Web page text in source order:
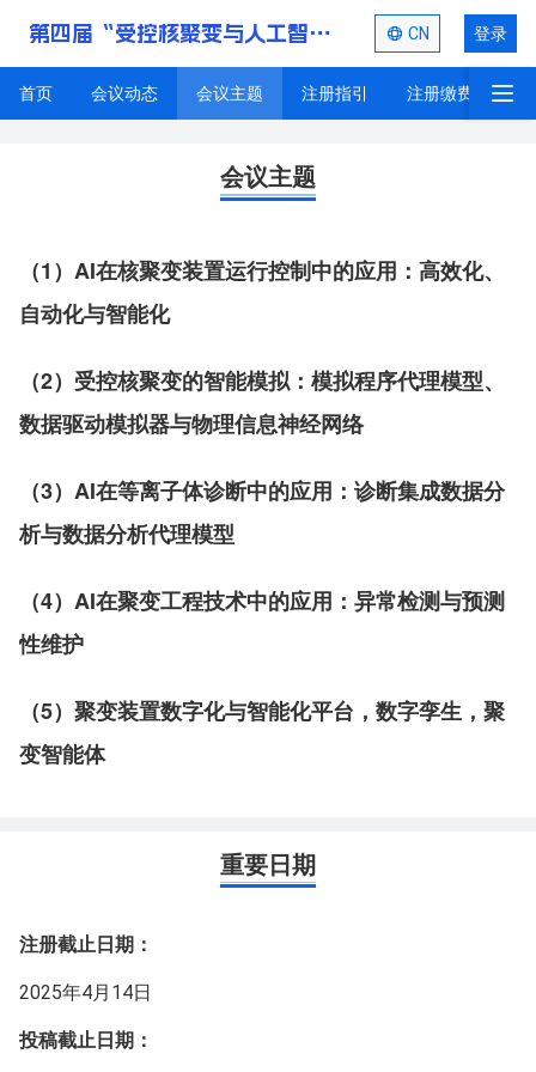
第四届“受控核聚变与人工智能技术”学术会议 CN 登录
首页 会议动态 会议主题 注册指引 注册缴费 投
会议主题
（1）AI在核聚变装置运行控制中的应用：高效化、
自动化与智能化
（2）受控核聚变的智能模拟：模拟程序代理模型、
数据驱动模拟器与物理信息神经网络
（3）AI在等离子体诊断中的应用：诊断集成数据分
析与数据分析代理模型
（4）AI在聚变工程技术中的应用：异常检测与预测
性维护
（5）聚变装置数字化与智能化平台，数字孪生，聚
变智能体
重要日期
注册截止日期：
2025年4月14日
投稿截止日期：